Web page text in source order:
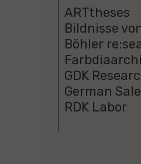
ARTtheses
Bildnisse
Böhler
GDK
German
RDK Labor